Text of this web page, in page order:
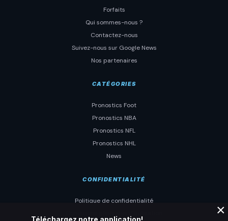
Forfaits
Qui sommes-nous ?
Contactez-nous
Suivez-nous sur Google News
Nos partenaires
CATÉGORIES
Pronostics Foot
Pronostics NBA
Pronostics NFL
Pronostics NHL
News
CONFIDENTIALITÉ
Politique de confidentialité
Téléchargez notre application!
×